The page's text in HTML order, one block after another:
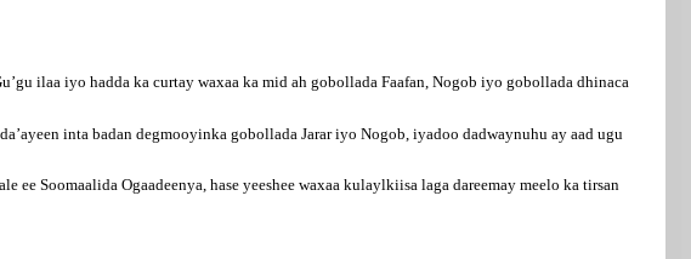
ilaa iyo hadda ka curtay waxaa ka mid ah gobollada Faafan, Nogob iyo gobollada dhinaca
inta badan degmooyinka gobollada Jarar iyo Nogob, iyadoo dadwaynuhu ay aad ugu
Soomaalida Ogaadeenya, hase yeeshee waxaa kulaylkiisa laga dareemay meelo ka tirsan